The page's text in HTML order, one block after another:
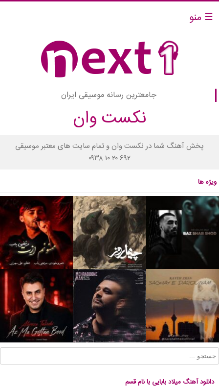
☰ منو
جامعترین رسانه موسیقی ایران
نکست وان
پخش آهنگ شما در نکست وان و تمام سایت های معتبر موسیقی
۰۹۳۸ ۱۰ ۲۰ ۶۹۲
ویژه ها
دانلود آهنگ میلاد بابایی با نام قسم